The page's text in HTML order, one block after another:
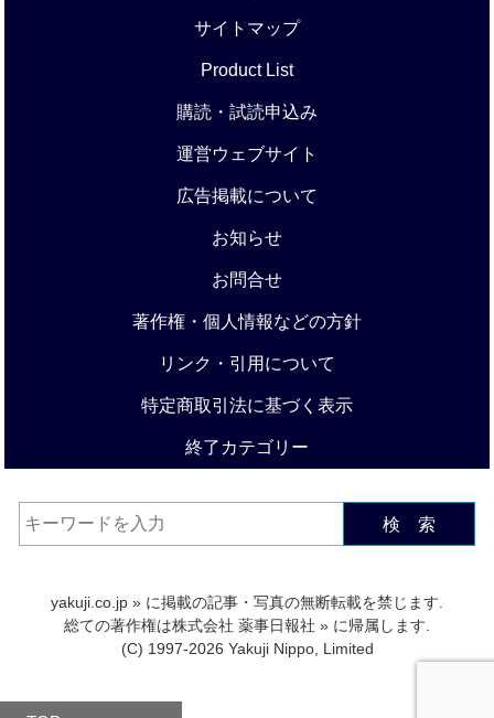
サイトマップ
Product List
購読・試読申込み
運営ウェブサイト
広告掲載について
お知らせ
お問合せ
著作権・個人情報などの方針
リンク・引用について
特定商取引法に基づく表示
終了カテゴリー
検 索
yakuji.co.jp » に掲載の記事・写真の無断転載を禁じます.
総ての著作権は株式会社 薬事日報社 » に帰属します.
(C) 1997-2026 Yakuji Nippo, Limited